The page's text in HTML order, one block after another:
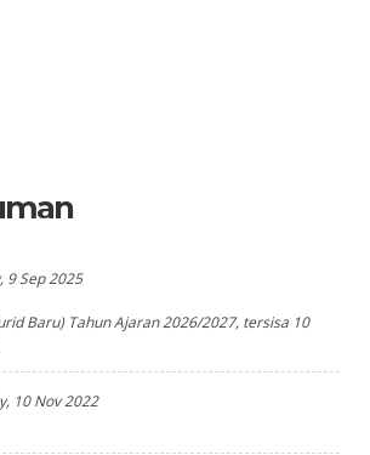
9 Sep 2025
Baru) Tahun Ajaran 2026/2027, tersisa 10
10 Nov 2022